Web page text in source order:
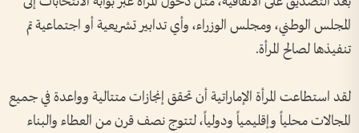
المجلس الوطني، ومجلس الوزراء، وأي تدابير تشريعية أو اجتماعية تم
تنفيذها لصالح المرأة.
لقد استطاعت المرأة الإماراتية أن تحقق إنجازات متتالية وواعدة في جميع
المجالات محلياً وإقليمياً ودولياً، لتتوج نصف قرن من العطاء والبناء